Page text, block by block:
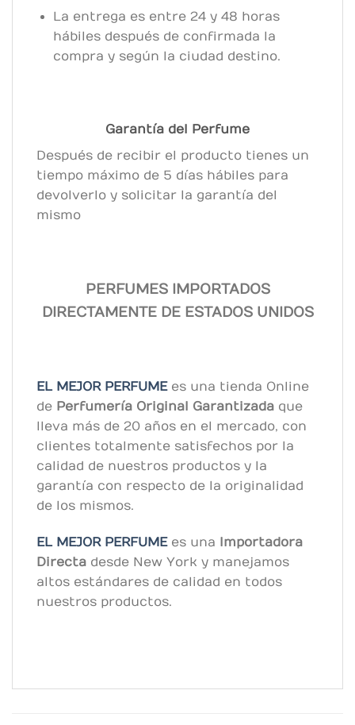
La entrega es entre 24 y 48 horas
hábiles después de confirmada la
compra y según la ciudad destino.
Garantía del Perfume
Después de recibir el producto tienes un
tiempo máximo de 5 días hábiles para
devolverlo y solicitar la garantía del
mismo
PERFUMES IMPORTADOS
DIRECTAMENTE DE ESTADOS UNIDOS
EL MEJOR PERFUMEes una tienda Online
de Perfumería Original Garantizada que
lleva más de 20 años en el mercado, con
clientes totalmente satisfechos por la
calidad de nuestros productos y la
garantía con respecto de la originalidad
de los mismos.
EL MEJOR PERFUME es una
Importadora
Directa desde New York y manejamos
altos estándares de calidad en todos
nuestros productos.